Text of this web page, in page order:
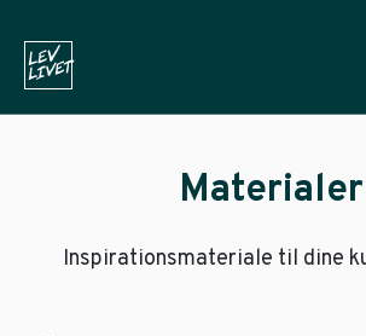
Materialer
Inspirationsmateriale til dine